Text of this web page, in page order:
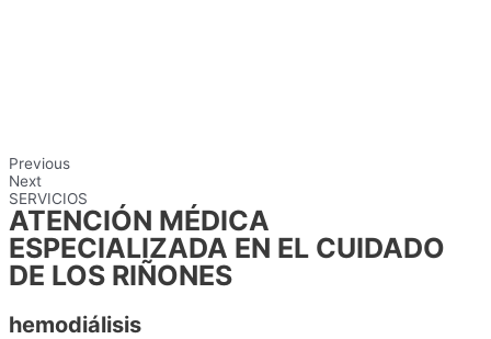
Previous
Next
SERVICIOS
ATENCIÓN MÉDICA
ESPECIALIZADA EN EL CUIDADO
DE LOS RIÑONES
hemodiálisis